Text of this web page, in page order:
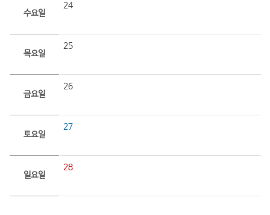
수요일
24
목요일
25
금요일
26
토요일
27
일요일
28